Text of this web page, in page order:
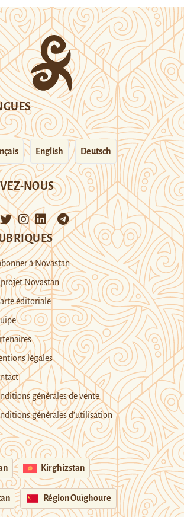
English Deutsch
NOUS
à Novastan
projet Novastan
éditoriale
légales
générales de vente
générales d’utilisation
Kirghizstan
Région Ouïghoure